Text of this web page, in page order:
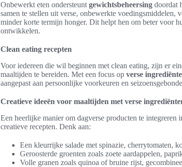
Onbewerkt eten ondersteunt gewichtsbeheersing doordat
samen te stellen uit verse, onbewerkte voedingsmiddelen,
minder korte termijn honger. Dit helpt hen om beter voor
ontwikkelen.
Clean eating recepten
Voor iedereen die wil beginnen met clean eating, zijn er
maaltijden te bereiden. Met een focus op verse
aangepast aan persoonlijke voorkeuren en
Creatieve ideeën voor maaltijden met verse
Een heerlijke manier om dagverse producten te
creatieve recepten. Denk aan:
Een kleurrijke salade met spinazie, cherrytomaten,
Geroosterde groenten zoals zoete aardappelen,
Volle granen zoals quinoa of bruine rijst,